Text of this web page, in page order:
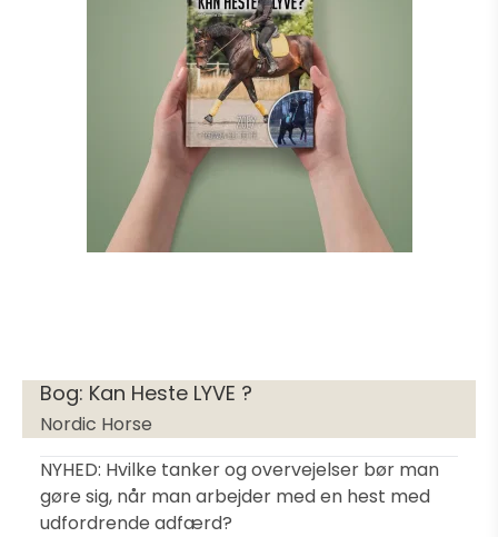
Bog: Kan Heste LYVE ?
Nordic Horse
NYHED: Hvilke tanker og overvejelser bør man
gøre sig, når man arbejder med en hest med
udfordrende adfærd?